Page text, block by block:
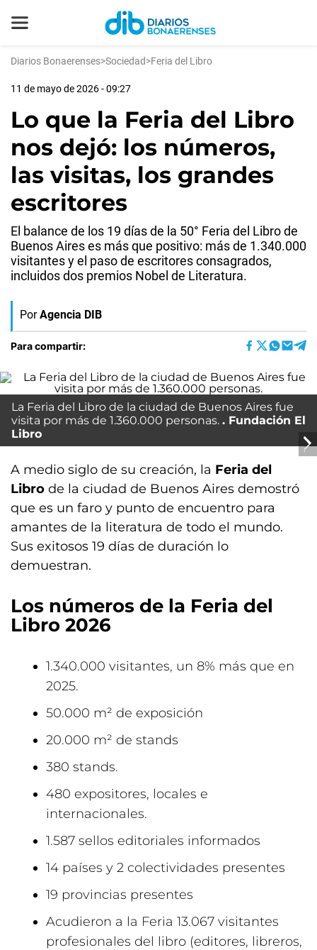
Diarios Bonaerenses>Sociedad>Feria del Libro
11 de mayo de 2026 - 09:27
Lo que la Feria del Libro
nos dejó: los números,
las visitas, los grandes
escritores
El balance de los 19 días de la 50° Feria del Libro de
Buenos Aires es más que positivo: más de 1.340.000
visitantes y el paso de escritores consagrados,
incluidos dos premios Nobel de Literatura.
Por Agencia DIB
Para compartir:
La Feria del Libro de la ciudad de Buenos Aires fue
visita por más de 1.360.000 personas.
Fundación El
Libro
A medio siglo de su creación, la Feria del
Libro de la ciudad de Buenos Aires demostró
que es un faro y punto de encuentro para
amantes de la literatura de todo el mundo.
Sus exitosos 19 días de duración lo
demuestran.
Los números de la Feria del
Libro 2026
1.340.000 visitantes, un 8% más que en
2025.
50.000 m² de exposición
20.000 m² de stands
380 stands.
480 expositores, locales e
internacionales.
1.587 sellos editoriales informados
14 países y 2 colectividades presentes
19 provincias presentes
Acudieron a la Feria 13.067 visitantes
profesionales del libro (editores, libreros,